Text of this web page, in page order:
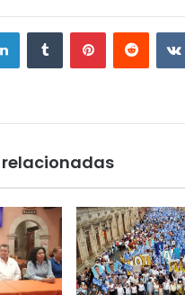
LinkedInTumblr PinterestReddit